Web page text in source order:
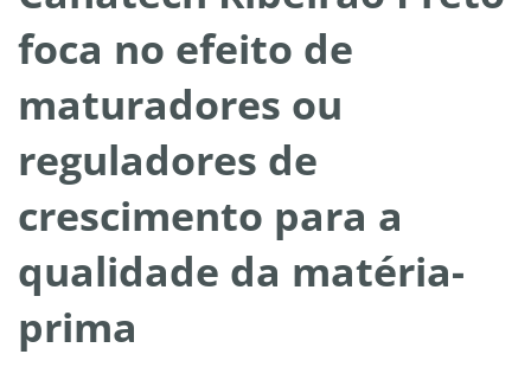
foca no efeito de
maturadores ou
reguladores de
crescimento para a
qualidade da matéria-
prima